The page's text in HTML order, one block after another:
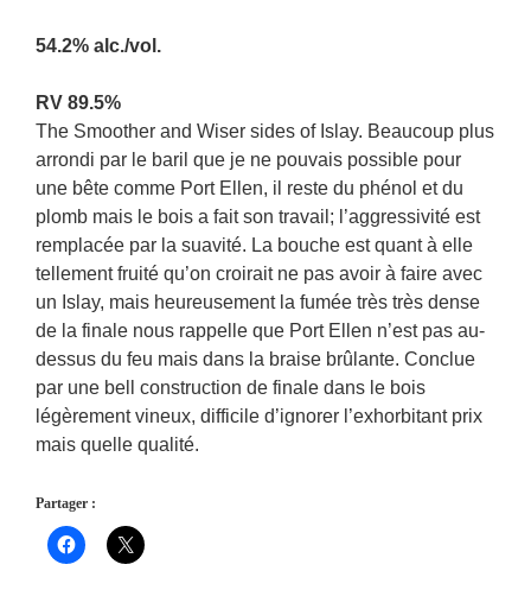
54.2% alc./vol.
RV 89.5%
The Smoother and Wiser sides of Islay. Beaucoup plus
arrondi par le baril que je ne pouvais possible pour
une bête comme Port Ellen, il reste du phénol et du
plomb mais le bois a fait son travail; l’aggressivité est
remplacée par la suavité. La bouche est quant à elle
tellement fruité qu’on croirait ne pas avoir à faire avec
un Islay, mais heureusement la fumée très très dense
de la finale nous rappelle que Port Ellen n’est pas au-
dessus du feu mais dans la braise brûlante. Conclue
par une bell construction de finale dans le bois
légèrement vineux, difficile d’ignorer l’exhorbitant prix
mais quelle qualité.
Partager :